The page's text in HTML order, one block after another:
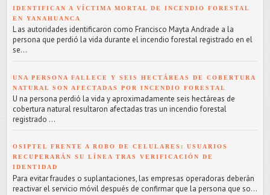
IDENTIFICAN A VÍCTIMA MORTAL DE INCENDIO FORESTAL
EN YANAHUANCA
L as autoridades identificaron como Francisco Mayta Andrade a la
persona que perdió la vida durante el incendio forestal registrado en el
se...
UNA PERSONA FALLECE Y SEIS HECTÁREAS DE COBERTURA
NATURAL SON AFECTADAS POR INCENDIO FORESTAL
U na persona perdió la vida y aproximadamente seis hectáreas de
cobertura natural resultaron afectadas tras un incendio forestal
registrado ...
OSIPTEL FRENTE A ROBO DE CELULARES: USUARIOS
RECUPERARÁN SU LÍNEA TRAS VERIFICACIÓN DE
IDENTIDAD
Para evitar fraudes o suplantaciones, las empresas operadoras deberán
reactivar el servicio móvil después de confirmar que la persona que so...